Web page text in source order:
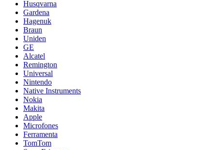
Husqvarna
Gardena
Hagenuk
Braun
Uniden
GE
Alcatel
Remington
Universal
Nintendo
Native Instruments
Nokia
Makita
Apple
Microfones
Ferramenta
TomTom